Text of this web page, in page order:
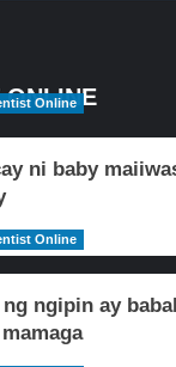
ONLINE
Online
ni baby
Online
ngipin ay